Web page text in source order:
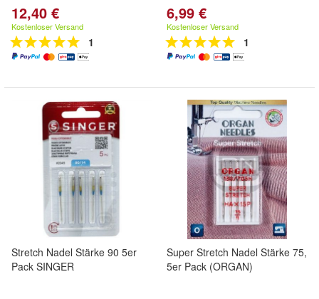
12,40 €
Kostenloser Versand
1
6,99 €
Kostenloser Versand
1
Stretch Nadel Stärke 90 5er
Pack SINGER
Super Stretch Nadel Stärke 75,
5er Pack (ORGAN)